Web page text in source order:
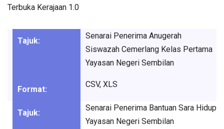
Terbuka Kerajaan 1.0
Senarai Penerima Anugerah
Siswazah Cemerlang Kelas Pertama
Yayasan Negeri Sembilan
CSV, XLS
Senarai Penerima Bantuan Sara Hidup
Yayasan Negeri Sembilan